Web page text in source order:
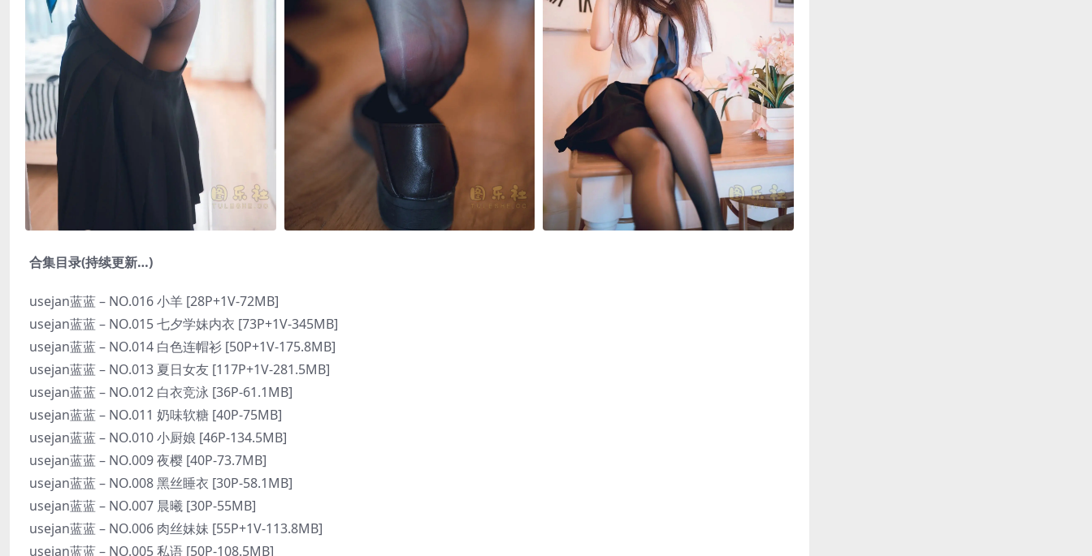
合集目录(持续更新…)
usejan蓝蓝 – NO.016 小羊 [28P+1V-72MB]
usejan蓝蓝 – NO.015 七夕学妹内衣 [73P+1V-345MB]
usejan蓝蓝 – NO.014 白色连帽衫 [50P+1V-175.8MB]
usejan蓝蓝 – NO.013 夏日女友 [117P+1V-281.5MB]
usejan蓝蓝 – NO.012 白衣竞泳 [36P-61.1MB]
usejan蓝蓝 – NO.011 奶味软糖 [40P-75MB]
usejan蓝蓝 – NO.010 小厨娘 [46P-134.5MB]
usejan蓝蓝 – NO.009 夜樱 [40P-73.7MB]
usejan蓝蓝 – NO.008 黑丝睡衣 [30P-58.1MB]
usejan蓝蓝 – NO.007 晨曦 [30P-55MB]
usejan蓝蓝 – NO.006 肉丝妹妹 [55P+1V-113.8MB]
usejan蓝蓝 – NO.005 私语 [50P-108.5MB]